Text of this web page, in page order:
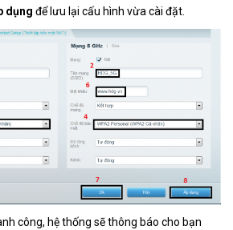
dụng để lưu lại cấu hình vừa cài đặt.
công, hệ thống sẽ thông báo cho bạn